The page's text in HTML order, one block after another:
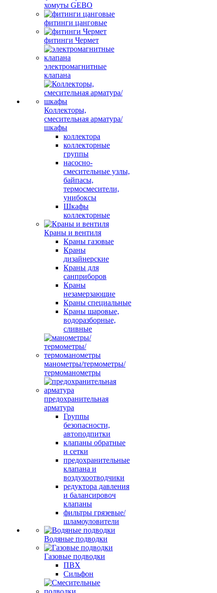
хомуты GEBO
фитинги цанговые
фитинги Чермет
электромагнитные
клапана
Коллекторы,
смесительная арматура/
шкафы
коллектора
коллекторные
группы
насосно-
смесительные узлы,
байпасы,
термосмесители,
унибоксы
Шкафы
коллекторные
Краны и вентиля
Краны газовые
Краны
дизайнерские
Краны для
санприборов
Краны
незамерзающие
Краны специальные
Краны шаровые,
водоразборные,
сливные
манометры/термометры/
термоманометры
предохранительная
арматура
Группы
безопасности,
автоподпитки
клапаны обратные
и сетки
предохранительные
клапана и
воздухоотводчики
редуктора давления
и балансировоч
клапаны
фильтры грязевые/
шламоуловители
Водяные подводки
Газовые подводки
ПВХ
Сильфон